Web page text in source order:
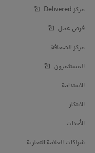
مركز Delivered‎
فرص عمل
مركز الصحافة
المستثمرون
الاستدامة
الابتكار
الأحداث
شراكات العلامة التجارية